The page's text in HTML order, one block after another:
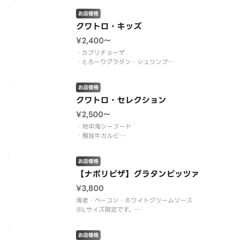
クワトロ・キッズ
お店価格
¥2,400〜
・カプリチョーザ
・とろ～りグラタン・シュリンプ
・たっぷりマヨコーン
クワトロ・セレクション
お店価格
¥2,500〜
・地中海シーフード
・極旨牛カルビ
・ツナマヨジェノベーゼ
【ナポリピザ】グラタンピッツァ
お店価格
¥3,800
海老・ベーコン・ホワイトクリームソース
※Lサイズ限定です。
※ハーフ＆ハーフ不可
お店価格